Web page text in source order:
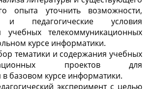
опыта уточнить возможности,
и педагогические условия
учебных телекоммуникационных
курсе информатики.
тематики и содержания учебных
проектов для
в базовом курсе информатики.
эксперимент с целью